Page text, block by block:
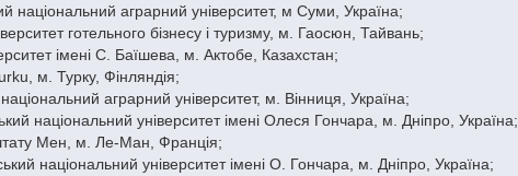
національний аграрний університет, м Суми, Україна;
готельного бізнесу і туризму, м. Гаосюн, Тайвань;
імені С. Баїшева, м. Актобе, Казахстан;
м. Турку, Фінляндія;
аграрний університет, м. Вінниця, Україна;
національний університет імені Олеся Гончара, м. Дніпро, Україна;
Мен, м. Ле-Ман, Франція;
національний університет імені О. Гончара, м. Дніпро, Україна;